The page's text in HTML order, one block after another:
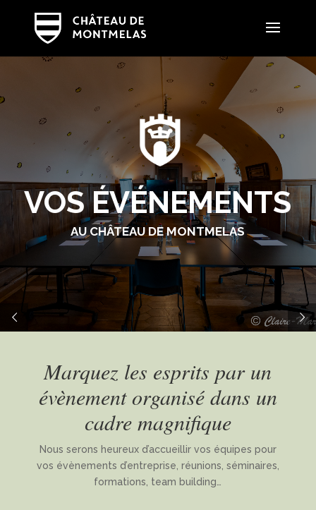
AU CHÂTEAU DE MONTMELAS
VOS ÉVÉNEMENTS
Marquez les esprits par un
évènement organisé dans un
cadre magnifique
Nous serons heureux d’accueillir vos équipes pour
vos évènements d’entreprise, réunions, séminaires,
formations, team building…